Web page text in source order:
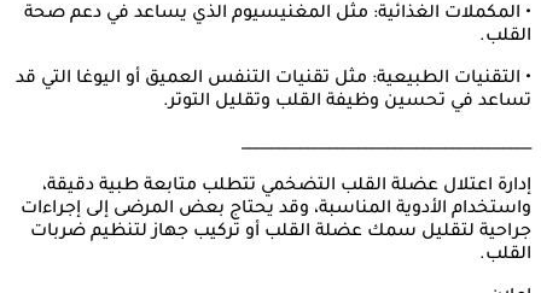
• المكملات الغذائية: مثل المغنيسيوم الذي يساعد في دعم صحة
القلب.
• التقنيات الطبيعية: مثل تقنيات التنفس العميق أو اليوغا التي قد
تساعد في تحسين وظيفة القلب وتقليل التوتر.
________________________________________
إدارة اعتلال عضلة القلب التضخمي تتطلب متابعة طبية دقيقة،
واستخدام الأدوية المناسبة، وقد يحتاج بعض المرضى إلى إجراءات
جراحية لتقليل سمك عضلة القلب أو تركيب جهاز لتنظيم ضربات
القلب.